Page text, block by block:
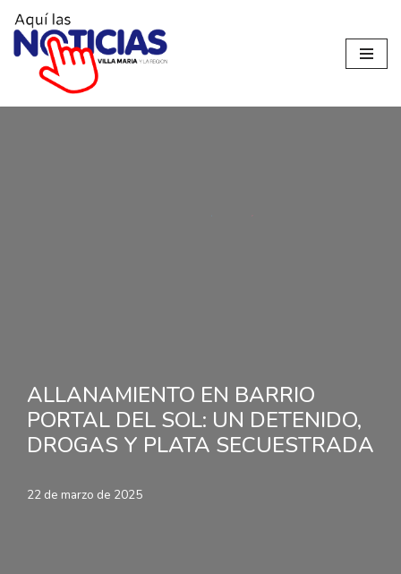
contenido
ALLANAMIENTO EN BARRIO
PORTAL DEL SOL: UN DETENIDO,
DROGAS Y PLATA SECUESTRADA
22 de marzo de 2025